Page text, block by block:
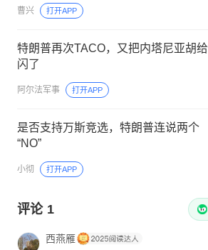
曹兴 打开APP
特朗普再次TACO，又把内塔尼亚胡给
闪了
阿尔法军事 打开APP
是否支持万斯竞选，特朗普连说两个
“NO”
小彻 打开APP
评论 1
西燕雁